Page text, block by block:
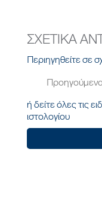
ΣΧΕΤΙΚΑ
Περιηγηθείτε σε
ή δείτε όλες τις
ιστολογίου